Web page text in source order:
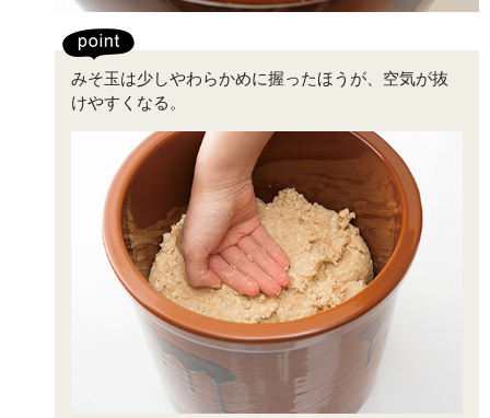
みそ玉は少しやわらかめに握ったほうが、空気が抜
けやすくなる。